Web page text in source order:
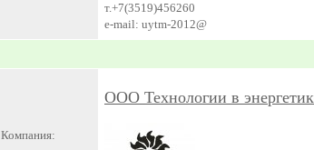
т.+7(3519)456260
e-mail: uytm-2012@
Компания:
ООО Технологии в